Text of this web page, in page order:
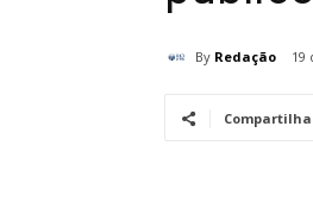
By Redação 19